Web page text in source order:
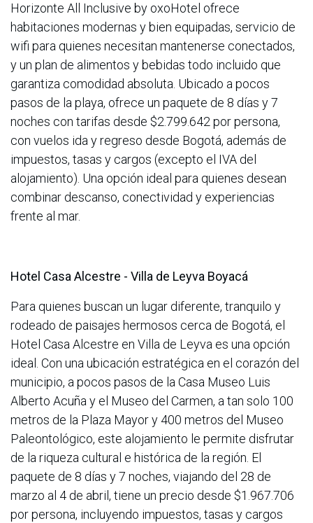
Horizonte All Inclusive by oxoHotel ofrece
habitaciones modernas y bien equipadas, servicio de
wifi para quienes necesitan mantenerse conectados,
y un plan de alimentos y bebidas todo incluido que
garantiza comodidad absoluta. Ubicado a pocos
pasos de la playa, ofrece un paquete de 8 días y 7
noches con tarifas desde $2.799.642 por persona,
con vuelos ida y regreso desde Bogotá, además de
impuestos, tasas y cargos (excepto el IVA del
alojamiento). Una opción ideal para quienes desean
combinar descanso, conectividad y experiencias
frente al mar.
Hotel Casa Alcestre - Villa de Leyva Boyacá
Para quienes buscan un lugar diferente, tranquilo y
rodeado de paisajes hermosos cerca de Bogotá, el
Hotel Casa Alcestre en Villa de Leyva es una opción
ideal. Con una ubicación estratégica en el corazón del
municipio, a pocos pasos de la Casa Museo Luis
Alberto Acuña y el Museo del Carmen, a tan solo 100
metros de la Plaza Mayor y 400 metros del Museo
Paleontológico, este alojamiento le permite disfrutar
de la riqueza cultural e histórica de la región. El
paquete de 8 días y 7 noches, viajando del 28 de
marzo al 4 de abril, tiene un precio desde $1.967.706
por persona, incluyendo impuestos, tasas y cargos